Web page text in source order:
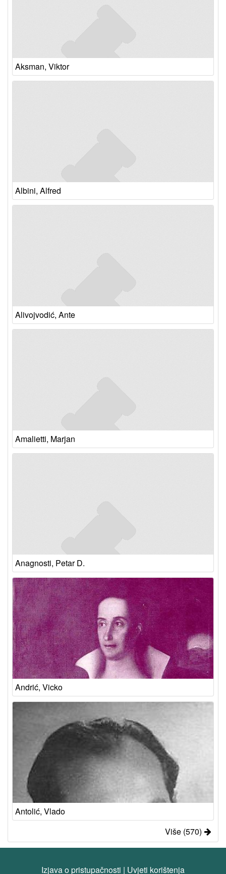
Aksman, Viktor
Albini, Alfred
Alivojvodić, Ante
Amalietti, Marjan
Anagnosti, Petar D.
Andrić, Vicko
Antolić, Vlado
Više (570)
Izjava o pristupačnosti | Uvjeti korištenja